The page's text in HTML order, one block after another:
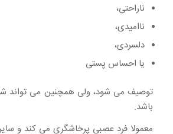
ناراحتی،
ناامیدی،
دلسردی،
یا احساس پستی
توصیف می شود، ولی همچنین می تواند
باشد.
معمولا فرد عصبی پرخاشگری می کند و